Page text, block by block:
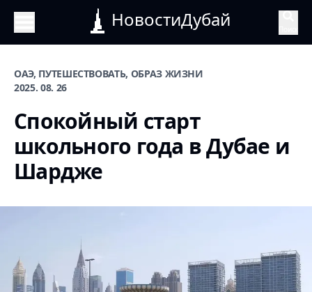
НовостиДубай
ОАЭ, ПУТЕШЕСТВОВАТЬ, ОБРАЗ ЖИЗНИ
2025. 08. 26
Спокойный старт
школьного года в Дубае и
Шардже